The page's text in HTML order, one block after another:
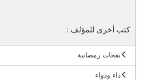
كتب أخرى للمؤلف :
نفحات رمضانية
داء ودواء